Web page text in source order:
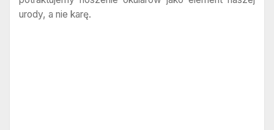
urody, a nie karę.